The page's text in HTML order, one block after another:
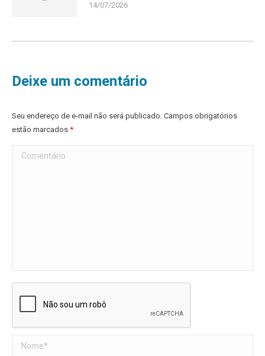
14/07/2026
Deixe um comentário
Seu endereço de e-mail não será publicado. Campos obrigatórios
estão marcados *
Comentário
Nome *